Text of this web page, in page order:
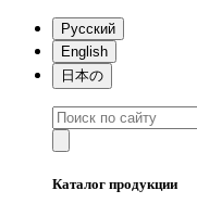
Русский
English
日本の
Каталог продукции